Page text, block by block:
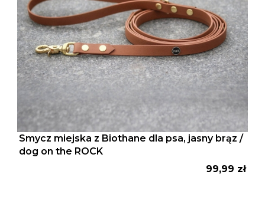
Smycz miejska z Biothane dla psa, jasny brąz /
dog on the ROCK
Cena
99,99 zł